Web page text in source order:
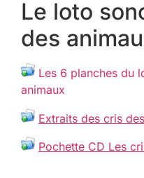
Le loto
des
Les 6 planches du
animaux
Extraits des cris
Pochette CD Les